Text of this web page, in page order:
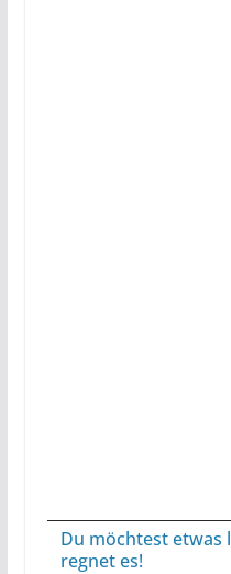
Du möchtest etwas
regnet es!